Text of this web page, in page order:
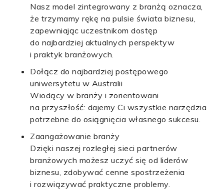
Nasz model zintegrowany z branżą oznacza,
że ​​trzymamy rękę na pulsie świata biznesu,
zapewniając uczestnikom dostęp
do najbardziej aktualnych perspektyw
i praktyk branżowych.
Dołącz do najbardziej postępowego
uniwersytetu w Australii
Wiodący w branży i zorientowani
na przyszłość: dajemy Ci wszystkie narzędzia
potrzebne do osiągnięcia własnego sukcesu.
Zaangażowanie branży
Dzięki naszej rozległej sieci partnerów
branżowych możesz uczyć się od liderów
biznesu, zdobywać cenne spostrzeżenia
i rozwiązywać praktyczne problemy.